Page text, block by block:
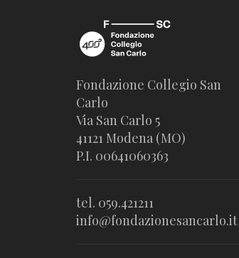
Fondazione Collegio San
Carlo
Via San Carlo 5
41121 Modena (MO)
P.I. 00641060363
tel. 059.421211
info@fondazionesancarlo.it